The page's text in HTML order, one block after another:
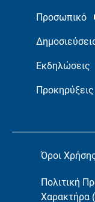
Προσωπικό
Εκδηλώσεις
Προκηρύξεις
Όροι
Πολιτική
Χαρακτήρα